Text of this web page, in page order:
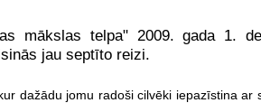
mākslas telpa" 2009. gada 1.
jau septīto reizi.
dažādu jomu radoši cilvēki iepazīstina ar